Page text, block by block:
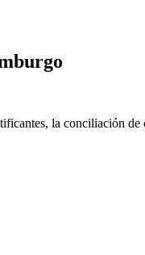
la conciliación